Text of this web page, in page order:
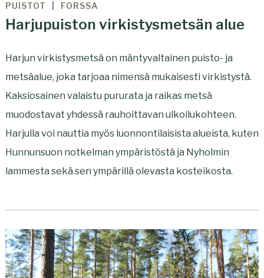
PUISTOT FORSSA
Harjupuiston virkistysmetsän alue
Harjun virkistysmetsä on mäntyvaltainen puisto- ja
metsäalue, joka tarjoaa nimensä mukaisesti virkistystä.
Kaksiosainen valaistu pururata ja raikas metsä
muodostavat yhdessä rauhoittavan ulkoilukohteen.
Harjulla voi nauttia myös luonnontilaisista alueista, kuten
Hunnunsuon notkelman ympäristöstä ja Nyholmin
lammesta sekä sen ympärillä olevasta kosteikosta.